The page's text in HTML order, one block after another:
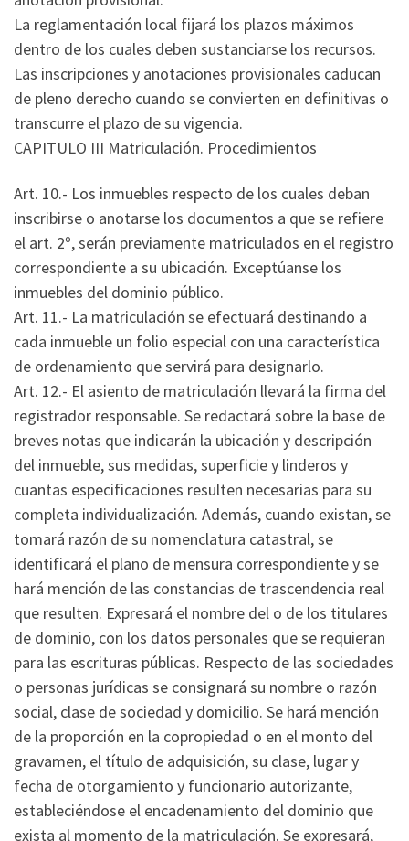
La reglamentación local fijará los plazos máximos
dentro de los cuales deben sustanciarse los recursos.
Las inscripciones y anotaciones provisionales caducan
de pleno derecho cuando se convierten en definitivas o
transcurre el plazo de su vigencia.
CAPITULO III Matriculación. Procedimientos
Art. 10.- Los inmuebles respecto de los cuales deban
inscribirse o anotarse los documentos a que se refiere
el art. 2º, serán previamente matriculados en el registro
correspondiente a su ubicación. Exceptúanse los
inmuebles del dominio público.
Art. 11.- La matriculación se efectuará destinando a
cada inmueble un folio especial con una característica
de ordenamiento que servirá para designarlo.
Art. 12.- El asiento de matriculación llevará la firma del
registrador responsable. Se redactará sobre la base de
breves notas que indicarán la ubicación y descripción
del inmueble, sus medidas, superficie y linderos y
cuantas especificaciones resulten necesarias para su
completa individualización. Además, cuando existan, se
tomará razón de su nomenclatura catastral, se
identificará el plano de mensura correspondiente y se
hará mención de las constancias de trascendencia real
que resulten. Expresará el nombre del o de los titulares
de dominio, con los datos personales que se requieran
para las escrituras públicas. Respecto de las sociedades
o personas jurídicas se consignará su nombre o razón
social, clase de sociedad y domicilio. Se hará mención
de la proporción en la copropiedad o en el monto del
gravamen, el título de adquisición, su clase, lugar y
fecha de otorgamiento y funcionario autorizante,
estableciéndose el encadenamiento del dominio que
exista al momento de la matriculación. Se expresará,